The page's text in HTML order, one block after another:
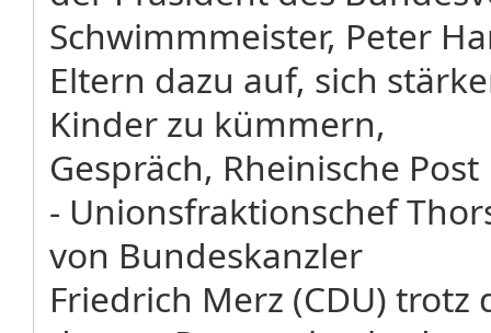
Schwimmmeister, Peter
Eltern dazu auf, sich
Kinder zu kümmern,
Gespräch, Rheinische Post
- Unionsfraktionschef
von Bundeskanzler
Friedrich Merz (CDU)